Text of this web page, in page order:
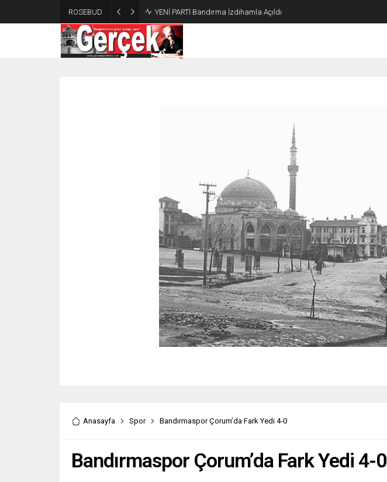
ROSEBUD YENİ PARTİ Bandırma İzdihamla Açıldı
Anasayfa Spor Bandırmaspor Çorum’da Fark Yedi 4-0
Bandırmaspor Çorum’da Fark Yedi 4-0